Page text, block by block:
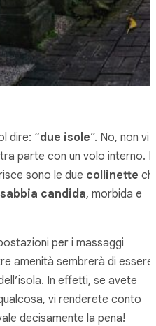
dire: “due isole”. No, non vi
parte con un volo interno.
sono le due collinette
sabbia candida, morbida e
per i massaggi
amenità sembrerà di essere
In effetti, se avete
vi renderete conto
decisamente la pena!